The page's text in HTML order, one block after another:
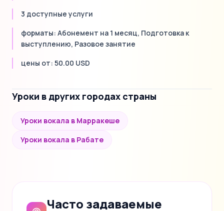
3 доступные услуги
форматы: Абонемент на 1 месяц, Подготовка к
выступлению, Разовое занятие
цены от: 50.00 USD
Уроки в других городах страны
Уроки вокала в Марракеше
Уроки вокала в Рабате
Часто задаваемые